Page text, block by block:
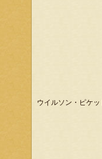
ウイルソン・ピケッ